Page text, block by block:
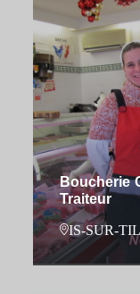
Boucherie
Traiteur
IS-SUR-